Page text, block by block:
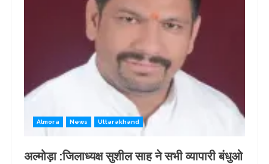
Almora News Uttarakhand
अल्मोड़ा :जिलाध्यक्ष सुशील साह ने सभी व्यापारी बंधुओ